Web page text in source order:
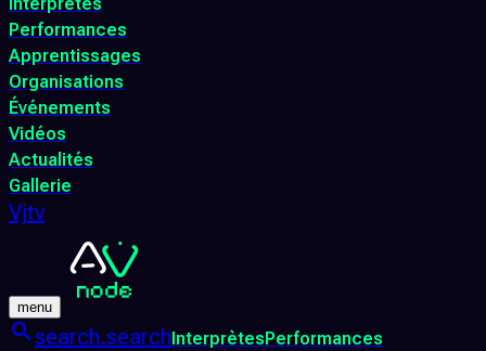
Performances
Apprentissages
Organisations
Événements
Vidéos
Actualités
Gallerie
Vjtv
menu
search.searchInterprètesPerformances